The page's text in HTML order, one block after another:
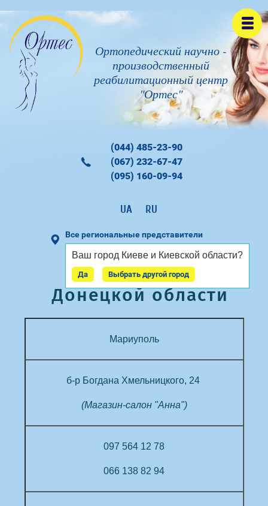
Ортопедический научно -
производственный
реабилитационный центр
"Ортес"
(044) 485-23-90
(067) 232-67-47
(095) 160-09-94
RU
UA
Ваш город Киеве и Киевской области?
Да Выбрать другой город
Все региональные представители
Донецкой области
Мариуполь
б-р Богдана Хмельницкого, 24
(Магазин-салон "Анна")
097 564 12 78
066 138 82 94